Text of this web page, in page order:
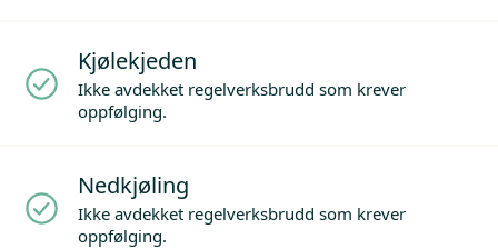
Kjølekjeden
Ikke avdekket regelverksbrudd som krever
oppfølging.
Nedkjøling
Ikke avdekket regelverksbrudd som krever
oppfølging.